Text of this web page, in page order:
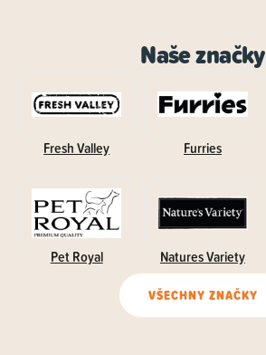
Naše značky
Fresh Valley Furries
Pet Royal Natures Variety
VŠECHNY ZNAČKY